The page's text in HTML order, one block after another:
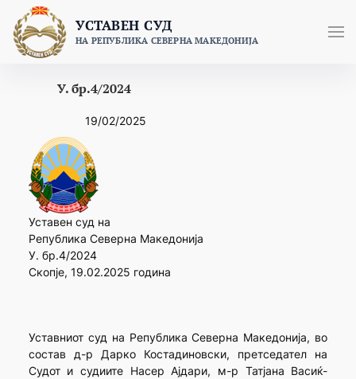
content
УСТАВЕН СУД
НА РЕПУБЛИКА СЕВЕРНА МАКЕДОНИЈА
У. бр.4/2024
19/02/2025
Уставен суд на
Република Северна Македонија
У. бр.4/2024
Скопје, 19.02.2025 година
Уставниот суд на Република Северна Македонија, во
состав д-р Дарко Костадиновски, претседател на
Судот и судиите Насер Ајдари, м-р Татјана Васиќ-